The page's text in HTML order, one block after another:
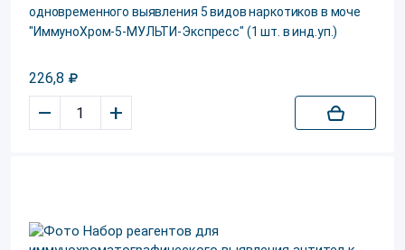
одновременного выявления 5 видов наркотиков в моче
"ИммуноХром-5-МУЛЬТИ-Экспресс" (1 шт. в инд.уп.)
226,8
– +